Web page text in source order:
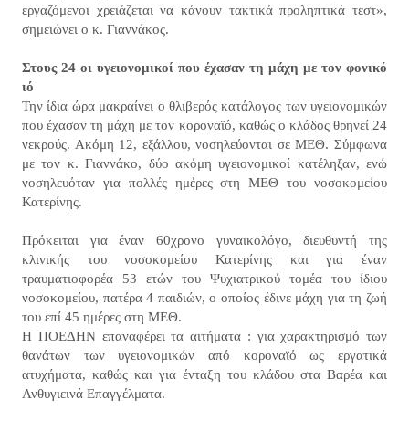
εργαζόμενοι χρειάζεται να κάνουν τακτικά προληπτικά τεστ»,
σημειώνει ο κ. Γιαννάκος.
Στους 24 οι υγειονομικοί που έχασαν τη μάχη με τον φονικό
ιό
Την ίδια ώρα μακραίνει ο θλιβερός κατάλογος των υγειονομικών
που έχασαν τη μάχη με τον κοροναϊό, καθώς ο κλάδος θρηνεί 24
νεκρούς. Ακόμη 12, εξάλλου, νοσηλεύονται σε ΜΕΘ. Σύμφωνα
με τον κ. Γιαννάκο, δύο ακόμη υγειονομικοί κατέληξαν, ενώ
νοσηλευόταν για πολλές ημέρες στη ΜΕΘ του νοσοκομείου
Κατερίνης.
Πρόκειται για έναν 60χρονο γυναικολόγο, διευθυντή της
κλινικής του νοσοκομείου Κατερίνης και για έναν
τραυματιοφορέα 53 ετών του Ψυχιατρικού τομέα του ίδιου
νοσοκομείου, πατέρα 4 παιδιών, ο οποίος έδινε μάχη για τη ζωή
του επί 45 ημέρες στη ΜΕΘ.
Η ΠΟΕΔΗΝ επαναφέρει τα αιτήματα : για χαρακτηρισμό των
θανάτων των υγειονομικών από κοροναϊό ως εργατικά
ατυχήματα, καθώς και για ένταξη του κλάδου στα Βαρέα και
Ανθυγιεινά Επαγγέλματα.​